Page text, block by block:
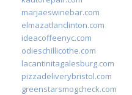
marjaeswinebar.com
elmazatlanclinton.com
ideacoffeenyc.com
odieschillicothe.com
lacantinitagalesburg.com
pizzadeliverybristol.com
greenstarsmogcheck.com